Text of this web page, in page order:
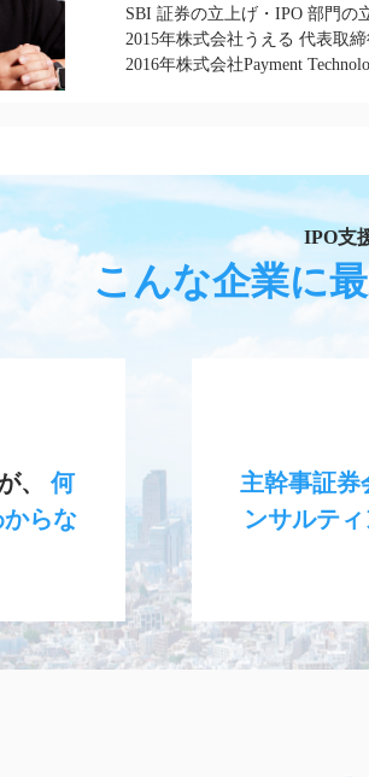
SBI 証券の立上げ・IPO 部門の
2015年株式会社うえる 代表取締
2016年株式会社Payment
IPO支
こんな企業に
、何
らな
主幹事証券
ンサルテ